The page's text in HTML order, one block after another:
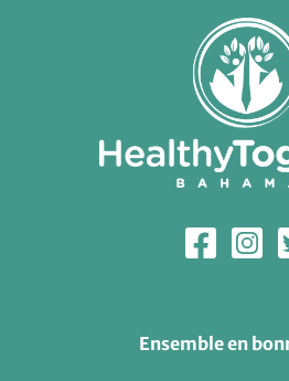
Ensemble en